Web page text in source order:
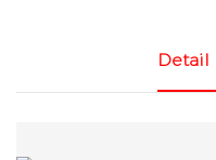
Detail